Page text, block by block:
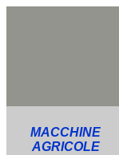
MACCHINE
AGRICOLE